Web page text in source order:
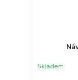
Skladem